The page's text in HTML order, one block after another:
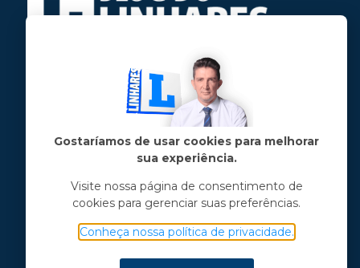
Jose Linhares Jr é maranhense.
Formado em Jornalismo, estudou filosofia
e tem pós-graduações em ciência política
e marketing político.
Menu principal
Notícias
Opinião
Gostaríamos de usar cookies para melhorar
sua experiência.
Visite nossa página de consentimento de
cookies para gerenciar suas preferências.
Conheça nossa política de privacidade.